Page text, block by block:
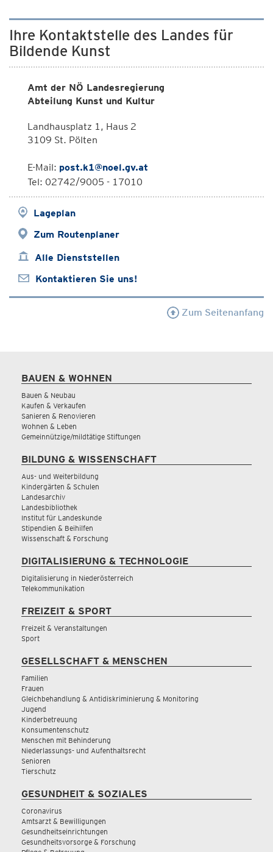
Ihre Kontaktstelle des Landes für
Bildende Kunst
Amt der NÖ Landesregierung
Abteilung Kunst und Kultur
Landhausplatz 1, Haus 2
3109 St. Pölten
E-Mail: post.k1@noel.gv.at
Tel: 02742/9005 - 17010
Lageplan
Zum Routenplaner
Alle Dienststellen
Kontaktieren Sie uns!
Zum Seitenanfang
BAUEN & WOHNEN
Bauen & Neubau
Kaufen & Verkaufen
Sanieren & Renovieren
Wohnen & Leben
Gemeinnützige/mildtätige Stiftungen
BILDUNG & WISSENSCHAFT
Aus- und Weiterbildung
Kindergärten & Schulen
Landesarchiv
Landesbibliothek
Institut für Landeskunde
Stipendien & Beihilfen
Wissenschaft & Forschung
DIGITALISIERUNG & TECHNOLOGIE
Digitalisierung in Niederösterreich
Telekommunikation
FREIZEIT & SPORT
Freizeit & Veranstaltungen
Sport
GESELLSCHAFT & MENSCHEN
Familien
Frauen
Gleichbehandlung & Antidiskriminierung & Monitoring
Jugend
Kinderbetreuung
Konsumentenschutz
Menschen mit Behinderung
Niederlassungs- und Aufenthaltsrecht
Senioren
Tierschutz
GESUNDHEIT & SOZIALES
Coronavirus
Amtsarzt & Bewilligungen
Gesundheitseinrichtungen
Gesundheitsvorsorge & Forschung